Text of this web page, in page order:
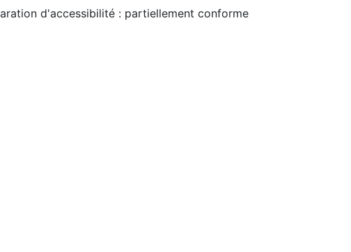
d'accessibilité : partiellement conforme